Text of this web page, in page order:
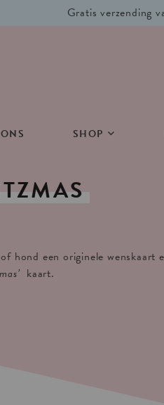
Gratis verzending
SHOP
hond een originele wenskaart
kaart.